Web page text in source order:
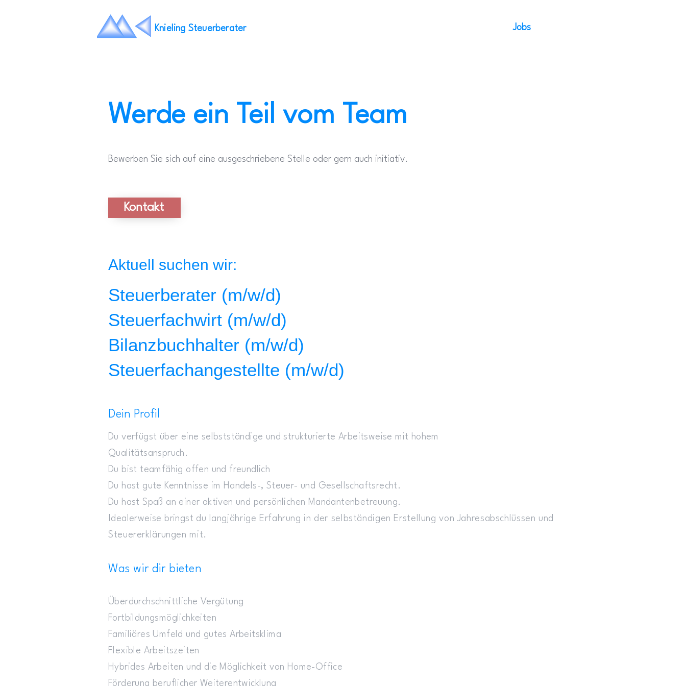
Knieling Steuerberater Jobs
Werde ein Teil vom Team
Bewerben Sie sich auf eine ausgeschriebene Stelle oder gern auch initiativ.​
Kontakt
Aktuell suchen wir:
Steuerberater (m/w/d)
Steuerfachwirt (m/w/d)
Bilanzbuchhalter (m/w/d)
Steuerfachangestellte (m/w/d)
Dein Profil
Du verfügst über eine selbstständige und strukturierte Arbeitsweise mit hohem
Qualitätsanspruch.
Du bist teamfähig offen und freundlich
Du hast gute Kenntnisse im Handels-, Steuer- und Gesellschaftsrecht.
Du hast Spaß an einer aktiven und persönlichen Mandantenbetreuung.
Idealerweise bringst du
langjährige Erfahrung in der selbständigen Erstellung von Jahresabschlüssen und
Steuererklärungen mit.
Was wir dir bieten
Überdurchschnittliche Vergütung
​Fortbildungsmöglichkeiten
Familiäres Umfeld und gutes Arbeitsklima
Flexible Arbeitszeiten
Hybrides Arbeiten und die Möglichkeit von Home-Office
Förderung beruflicher Weiterentwicklung